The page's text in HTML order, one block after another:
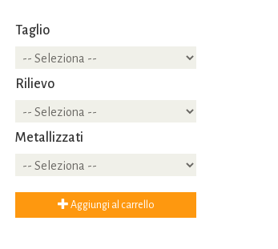
Taglio
Rilievo
Metallizzati
Aggiungi al carrello